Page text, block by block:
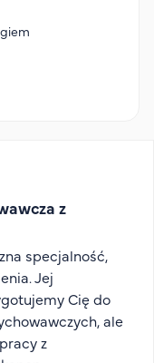
z
specjalność,
Jej
Cię do
ale
z